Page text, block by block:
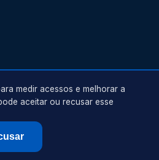
. Todos os direitos reservados.
medir acessos e melhorar a
aceitar ou recusar esse